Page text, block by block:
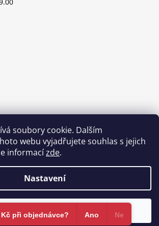
soubory cookie. Dalším
webu vyjadřujete souhlas s jejich
informacízde.
Nastavení
Souhlasím
store.cz . Všechna práva vyhrazena.
Kč při objednávce?​ Ano Ne